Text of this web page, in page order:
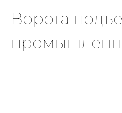
Ворота